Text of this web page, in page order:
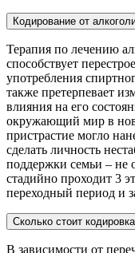
Кодирование от
Терапия по лечению
способствует
употребления
также претерпевает
влияния на его
окружающий мир в
пристрастие могло
сделать личность
поддержки семьи – не
стадийно проходит 3
переходный период и
Сколько стоит
В зависимости от